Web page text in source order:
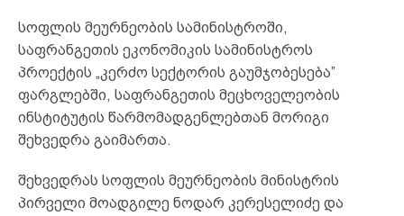
სოფლის მეურნეობის სამინისტროში,
საფრანგეთის ეკონომიკის სამინისტროს
პროექტის „კერძო სექტორის გაუმჯობესება”
ფარგლებში, საფრანგეთის მეცხოველეობის
ინსტიტუტის წარმომადგენლებთან მორიგი
შეხვედრა გაიმართა.
შეხვედრას სოფლის მეურნეობის მინისტრის
პირველი მოადგილე ნოდარ კერესელიძე და